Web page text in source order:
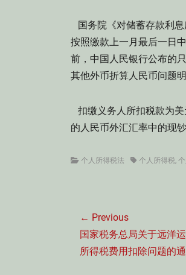
国务院《对储蓄存款利
按照缴款上一月最后一日
前，中国人民银行公布的
其他外币折算人民币问题
扣缴义务人所扣税款为
的人民币外汇汇率中的现
Categories
个人所得税法 Tags个人所得税,
章
导
航
← Previous
Previous
post:
国家税务总局关于远洋
所得税费用扣除问题的